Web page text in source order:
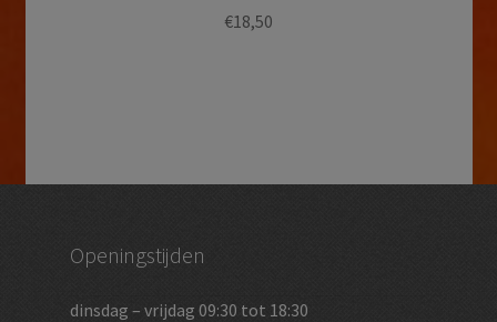
€18,50
Openingstijden
dinsdag – vrijdag 09:30 tot 18:30